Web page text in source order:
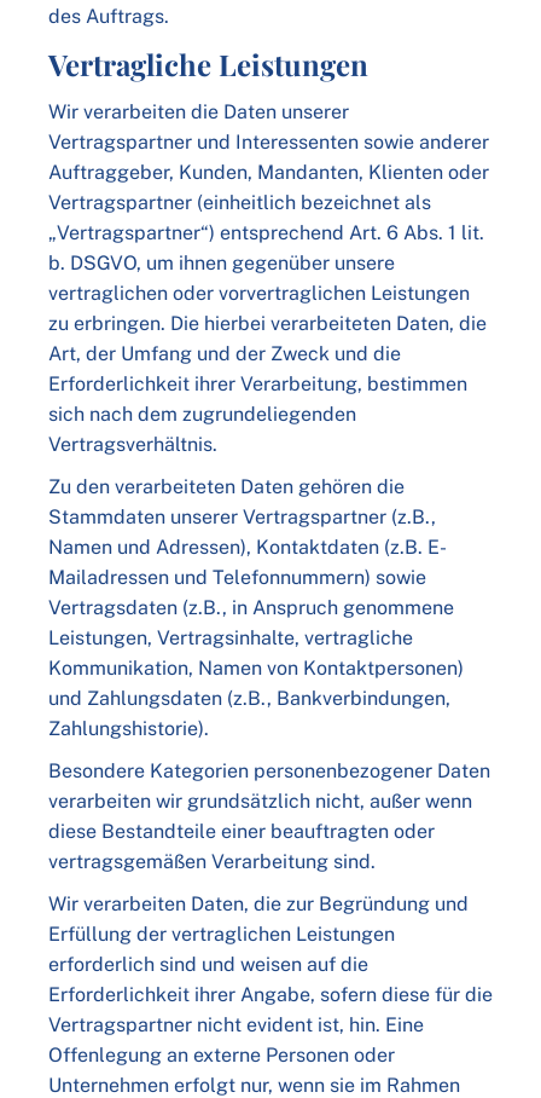
des Auftrags.
Vertragliche Leistungen
Wir verarbeiten die Daten unserer
Vertragspartner und Interessenten sowie anderer
Auftraggeber, Kunden, Mandanten, Klienten oder
Vertragspartner (einheitlich bezeichnet als
„Vertragspartner“) entsprechend Art. 6 Abs. 1 lit.
b. DSGVO, um ihnen gegenüber unsere
vertraglichen oder vorvertraglichen Leistungen
zu erbringen. Die hierbei verarbeiteten Daten, die
Art, der Umfang und der Zweck und die
Erforderlichkeit ihrer Verarbeitung, bestimmen
sich nach dem zugrundeliegenden
Vertragsverhältnis.
Zu den verarbeiteten Daten gehören die
Stammdaten unserer Vertragspartner (z.B.,
Namen und Adressen), Kontaktdaten (z.B. E-
Mailadressen und Telefonnummern) sowie
Vertragsdaten (z.B., in Anspruch genommene
Leistungen, Vertragsinhalte, vertragliche
Kommunikation, Namen von Kontaktpersonen)
und Zahlungsdaten (z.B., Bankverbindungen,
Zahlungshistorie).
Besondere Kategorien personenbezogener Daten
verarbeiten wir grundsätzlich nicht, außer wenn
diese Bestandteile einer beauftragten oder
vertragsgemäßen Verarbeitung sind.
Wir verarbeiten Daten, die zur Begründung und
Erfüllung der vertraglichen Leistungen
erforderlich sind und weisen auf die
Erforderlichkeit ihrer Angabe, sofern diese für die
Vertragspartner nicht evident ist, hin. Eine
Offenlegung an externe Personen oder
Unternehmen erfolgt nur, wenn sie im Rahmen